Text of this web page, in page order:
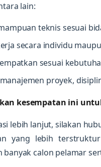
lain:
teknis sesuai
secara individu
sesuai
proyek,
kesempatan ini
lebih lanjut, silakan
yang lebih
banyak calon pelamar